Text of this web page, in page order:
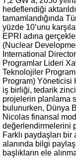
hedeflendiği
tamamlandığında
yüzde 10’unu
EPRI adına
(Nuclear
International
Programlar Lideri
Teknolojiler
Program) Yöneticisi
iş birliği, tedarik
projelerin planlama
bulunurken, Dünya
Nicolas finansal
değerlendirmelerini
Farklı paydaşları
alanında bilgi
başlıkların ele